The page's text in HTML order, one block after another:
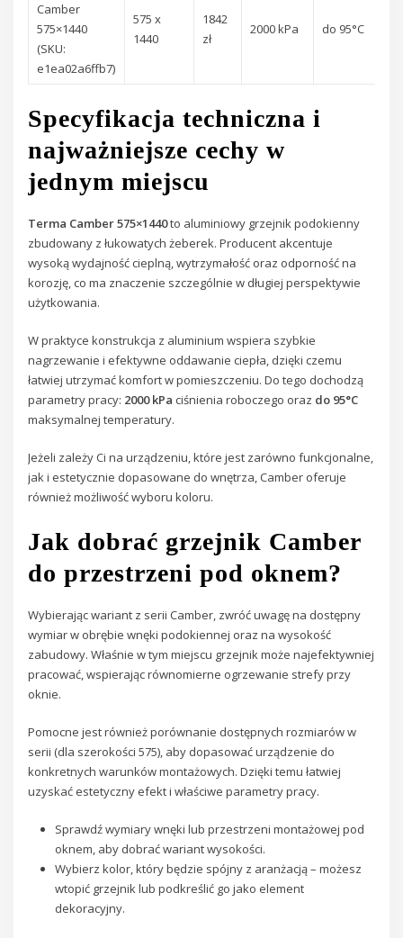
Camber
575×1440
(SKU:
e1ea02a6ffb7)
575 x
1440
1842
zł
2000 kPa do 95°C
Specyfikacja techniczna i
najważniejsze cechy w
jednym miejscu
Terma Camber 575×1440to aluminiowy grzejnik podokienny
zbudowany z łukowatych żeberek. Producent akcentuje
wysoką wydajność cieplną, wytrzymałość oraz odporność na
korozję, co ma znaczenie szczególnie w długiej perspektywie
użytkowania.
W praktyce konstrukcja z aluminium wspiera szybkie
nagrzewanie i efektywne oddawanie ciepła, dzięki czemu
łatwiej utrzymać komfort w pomieszczeniu. Do tego dochodzą
parametry pracy: 2000 kPa ciśnienia roboczego oraz do 95°C
maksymalnej temperatury.
Jeżeli zależy Ci na urządzeniu, które jest zarówno funkcjonalne,
jak i estetycznie dopasowane do wnętrza, Camber oferuje
również możliwość wyboru koloru.
Jak dobrać grzejnik Camber
do przestrzeni pod oknem?
Wybierając wariant z serii Camber, zwróć uwagę na dostępny
wymiar w obrębie wnęki podokiennej oraz na wysokość
zabudowy. Właśnie w tym miejscu grzejnik może najefektywniej
pracować, wspierając równomierne ogrzewanie strefy przy
oknie.
Pomocne jest również porównanie dostępnych rozmiarów w
serii (dla szerokości 575), aby dopasować urządzenie do
konkretnych warunków montażowych. Dzięki temu łatwiej
uzyskać estetyczny efekt i właściwe parametry pracy.
Sprawdź wymiary wnęki lub przestrzeni montażowej pod
oknem, aby dobrać wariant wysokości.
Wybierz kolor, który będzie spójny z aranżacją – możesz
wtopić grzejnik lub podkreślić go jako element
dekoracyjny.